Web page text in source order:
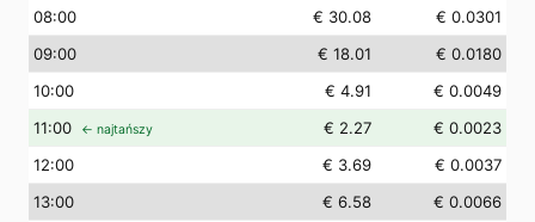
08:00 € 30.08
€ 0.0301
09:00 € 18.01
€ 0.0180
10:00 € 4.91
€ 0.0049
11:00 ← najtańszy € 2.27
€ 0.0023
12:00 € 3.69
€ 0.0037
13:00 € 6.58
€ 0.0066